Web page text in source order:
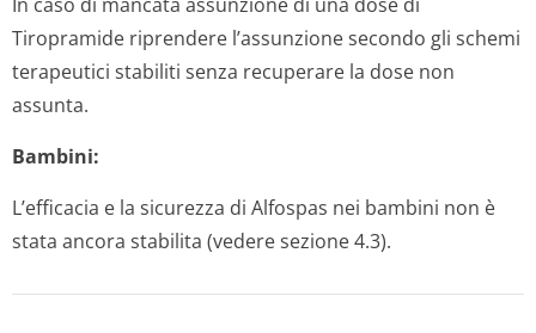
Tiropramide riprendere l’assunzione secondo gli schemi
terapeutici stabiliti senza recuperare la dose non
assunta.
Bambini:
L’efficacia e la sicurezza di Alfospas nei bambini non è
stata ancora stabilita (vedere sezione 4.3).